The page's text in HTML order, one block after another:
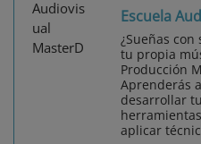
Escuela
¿Sueñas
tu propia
Producción
Aprenderás
desarrollar
aplicar